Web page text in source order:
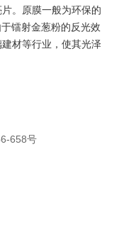
片。 原膜一般为环保的
于镭射金葱粉的反光效
建材等行业 ， 使其光泽
6-658号